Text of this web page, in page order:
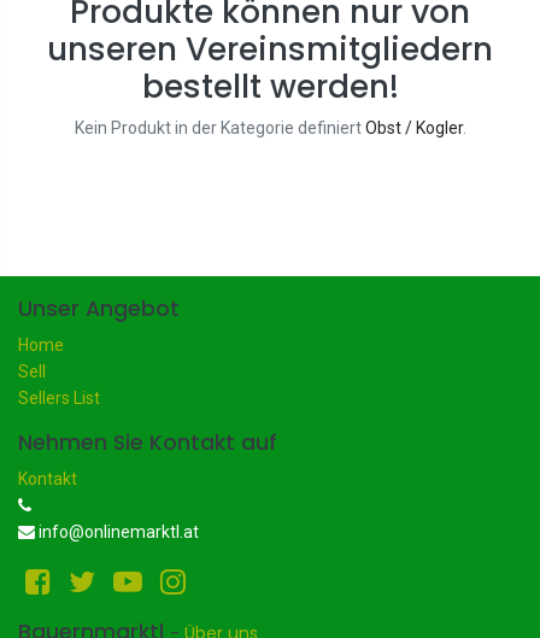
Produkte können nur von
unseren Vereinsmitgliedern
bestellt werden!
Kein Produkt in der Kategorie definiertObst / Kogler.
Unser Angebot
Home
Sell
Sellers List
Nehmen Sie Kontakt auf
Kontakt
info@onlinemarktl.at
Bauernmarktl